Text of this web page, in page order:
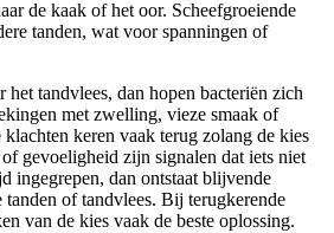
de kaak of het oor. Scheefgroeiende
tanden, wat voor spanningen of
het tandvlees, dan hopen bacteriën zich
met zwelling, vieze smaak of
keren vaak terug zolang de kies
gevoeligheid zijn signalen dat iets niet
ingegrepen, dan ontstaat blijvende
tanden of tandvlees. Bij terugkerende
van de kies vaak de beste oplossing.